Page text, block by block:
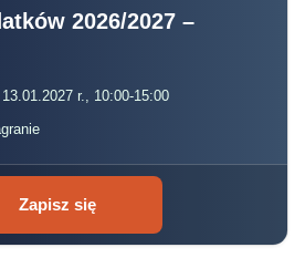
2026/2027 –
r., 10:00-15:00
Zapisz się